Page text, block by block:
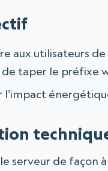
aux utilisateurs
taper le préfixe
l'impact
serveur de façon